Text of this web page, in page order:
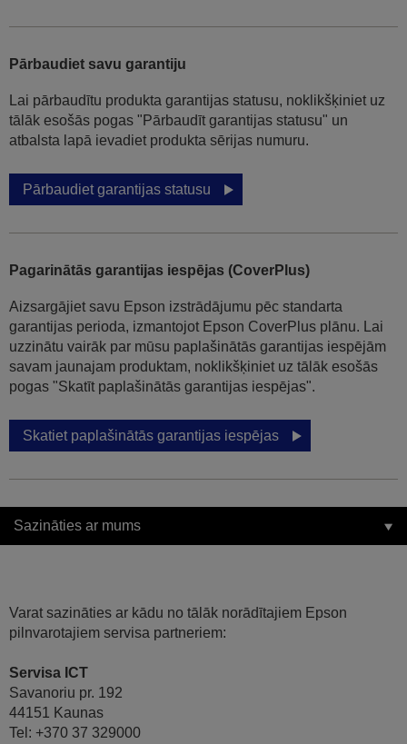
Pārbaudiet savu garantiju
Lai pārbaudītu produkta garantijas statusu, noklikšķiniet uz
tālāk esošās pogas "Pārbaudīt garantijas statusu" un
atbalsta lapā ievadiet produkta sērijas numuru.
Pārbaudiet garantijas statusu
Pagarinātās garantijas iespējas (CoverPlus)
Aizsargājiet savu Epson izstrādājumu pēc standarta
garantijas perioda, izmantojot Epson CoverPlus plānu. Lai
uzzinātu vairāk par mūsu paplašinātās garantijas iespējām
savam jaunajam produktam, noklikšķiniet uz tālāk esošās
pogas "Skatīt paplašinātās garantijas iespējas".
Skatiet paplašinātās garantijas iespējas
Sazināties ar mums
Varat sazināties ar kādu no tālāk norādītajiem Epson
pilnvarotajiem servisa partneriem:
Servisa ICT
Savanoriu pr. 192
44151 Kaunas
Tel: +370 37 329000